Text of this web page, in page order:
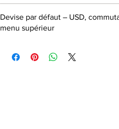
Devise par défaut – USD,
menu supérieur